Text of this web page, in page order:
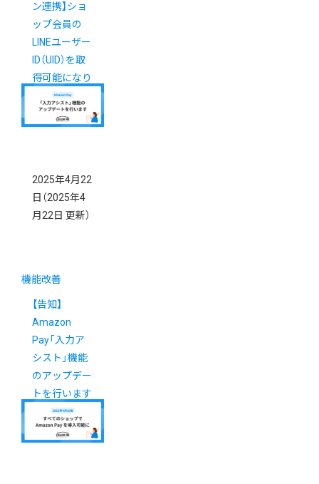
ン連携】ショ
ップ会員の
LINEユーザー
ID（UID）を取
得可能になり
ました
2025年4月22
日 （2025年4
月22日 更新）
機能改善
【告知】
Amazon
Pay「入力ア
シスト」機能
のアップデー
トを行います